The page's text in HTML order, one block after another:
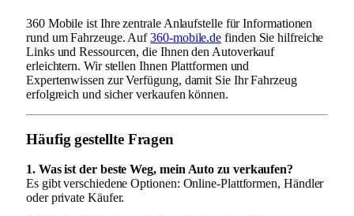
360 Mobile ist Ihre zentrale Anlaufstelle für Informationen
rund um Fahrzeuge. Auf360-mobile.de finden Sie hilfreiche
Links und Ressourcen, die Ihnen den Autoverkauf
erleichtern. Wir stellen Ihnen Plattformen und
Expertenwissen zur Verfügung, damit Sie Ihr Fahrzeug
erfolgreich und sicher verkaufen können.
Häufig gestellte Fragen
1. Was ist der beste Weg, mein Auto zu verkaufen?
Es gibt verschiedene Optionen: Online-Plattformen, Händler
oder private Käufer.